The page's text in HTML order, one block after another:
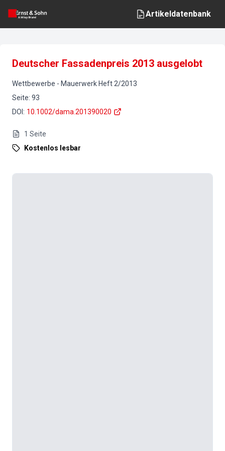
Artikeldatenbank
Deutscher Fassadenpreis 2013 ausgelobt
Wettbewerbe - Mauerwerk Heft 2/2013
Seite: 93
DOI : 10.1002/dama.201390020
1 Seite
Kostenlos lesbar